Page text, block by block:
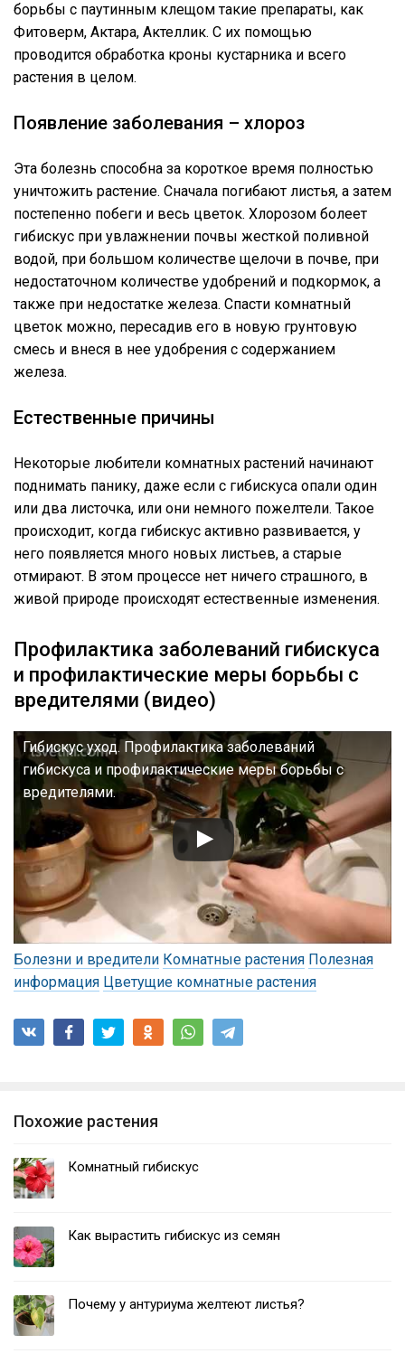
борьбы с паутинным клещом такие препараты, как
Фитоверм, Актара, Актеллик. С их помощью
проводится обработка кроны кустарника и всего
растения в целом.
Появление заболевания – хлороз
Эта болезнь способна за короткое время полностью
уничтожить растение. Сначала погибают листья, а затем
постепенно побеги и весь цветок. Хлорозом болеет
гибискус при увлажнении почвы жесткой поливной
водой, при большом количестве щелочи в почве, при
недостаточном количестве удобрений и подкормок, а
также при недостатке железа. Спасти комнатный
цветок можно, пересадив его в новую грунтовую
смесь и внеся в нее удобрения с содержанием
железа.
Естественные причины
Некоторые любители комнатных растений начинают
поднимать панику, даже если с гибискуса опали один
или два листочка, или они немного пожелтели. Такое
происходит, когда гибискус активно развивается, у
него появляется много новых листьев, а старые
отмирают. В этом процессе нет ничего страшного, в
живой природе происходят естественные изменения.
Профилактика заболеваний гибискуса
и профилактические меры борьбы с
вредителями (видео)
Гибискус уход. Профилактика заболеваний
гибискуса и профилактические меры борьбы с
вредителями.
Болезни и вредители Комнатные растения Полезная
информация Цветущие комнатные растения
Похожие растения
Комнатный гибискус
Как вырастить гибискус из семян
Почему у антуриума желтеют листья?